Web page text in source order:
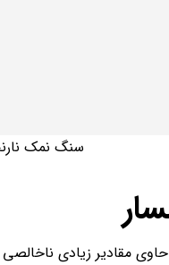
سنگ نمک
حاوی مقادیر زیادی